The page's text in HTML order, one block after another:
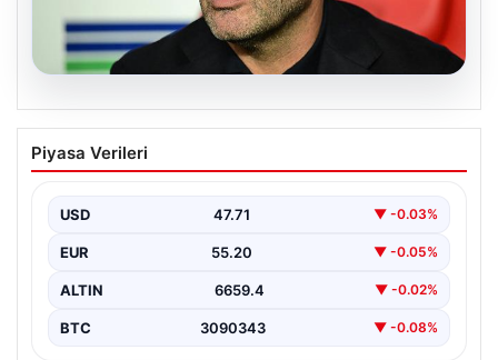
Galatasaray 10 numara arayışını
netleştirdi: Batrakov için teklif, Mora
Galatasaray yönetimi, yaratıcı oyun kurucu arayışında
Piyasa Verileri
USD 47.71 ▼ -0.03%
EUR 55.20 ▼ -0.05%
ALTIN 6659.4 ▼ -0.02%
BTC 3090343 ▼ -0.08%